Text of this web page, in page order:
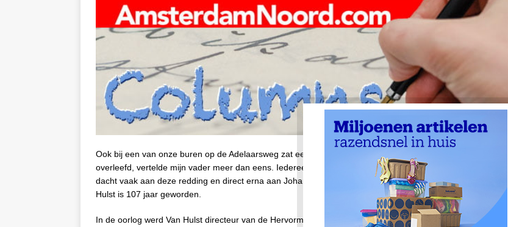
Ook bij een van onze buren op de Adelaarsweg zat een joodse onderduiker die daardoor de oorlog heeft
overleefd, vertelde mijn vader meer dan eens. Iedereen was op de hoogte en iedereen hield zijn mond. Ik
dacht vaak aan deze redding en direct erna aan Johan van Hulst, die op 22 maart 2018 is overleden. Van
Hulst is 107 jaar geworden.
In de oorlog werd Van Hulst directeur van de Hervormde Kweekschool aan de Plantage Middenlaan in